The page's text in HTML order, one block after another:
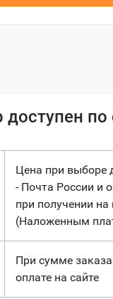
доступен
Цена при выборе
- Почта России и
при получении на
(Наложенным
При сумме
оплате на сайте